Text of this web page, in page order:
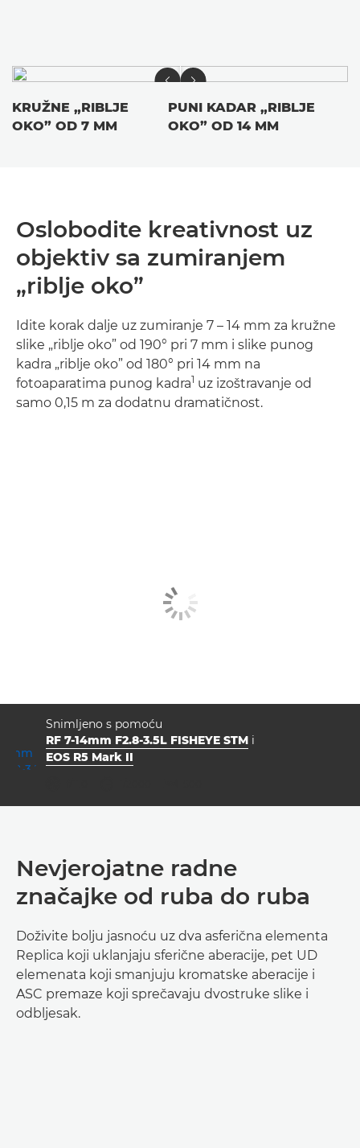
KRUŽNE „RIBLJE
OKO” OD 7 MM
PUNI KADAR „RIBLJE
OKO” OD 14 MM
Snimljeno s pomoću
RF 7-14mm F2.8-3.5L FISHEYE STM i
EOS R5 Mark II
Oslobodite kreativnost uz
objektiv sa zumiranjem
„riblje oko”
Idite korak dalje uz zumiranje 7 – 14 mm za kružne
slike „riblje oko” od 190° pri 7 mm i slike punog
kadra „riblje oko” od 180° pri 14 mm na
fotoaparatima punog kadra1 uz izoštravanje od
samo 0,15 m za dodatnu dramatičnost.
Nevjerojatne radne
značajke od ruba do ruba
Doživite bolju jasnoću uz dva asferična elementa
Replica koji uklanjaju sferične aberacije, pet UD
elemenata koji smanjuju kromatske aberacije i
ASC premaze koji sprečavaju dvostruke slike i
odbljesak.